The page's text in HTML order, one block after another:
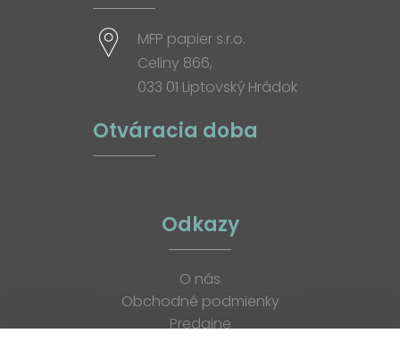
MFP papier s.r.o.
Celiny 866,
033 01 Liptovský Hrádok
Otváracia doba
Odkazy
O nás
Obchodné podmienky
Predajne